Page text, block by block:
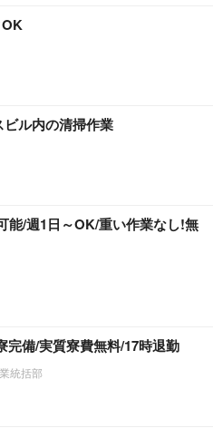
ル内の清掃作業
能/週1日～OK/重い作業なし!無
完備/実質寮費無料/17時退勤
統括部